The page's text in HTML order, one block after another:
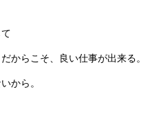
からこそ、良い仕事が出来る。
から。